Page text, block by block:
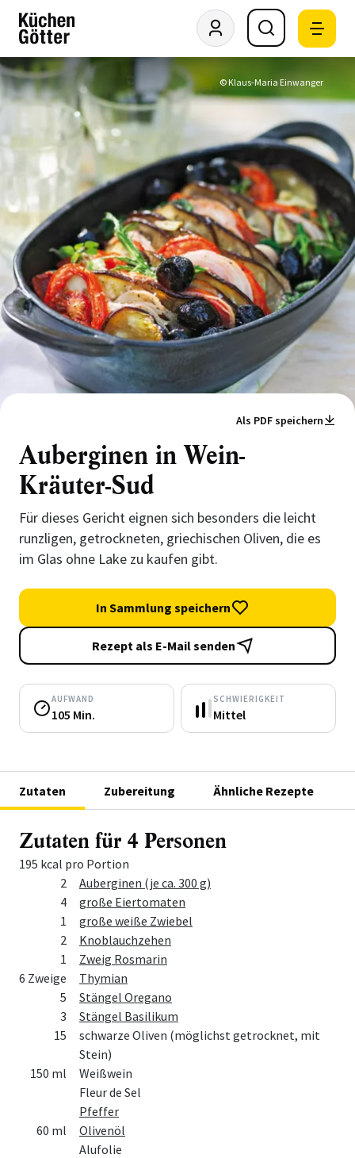
© Klaus-Maria Einwanger
Als PDF speichern
Auberginen in Wein-
Kräuter-Sud
Für dieses Gericht eignen sich besonders die leicht
runzligen, getrockneten, griechischen Oliven, die es
im Glas ohne Lake zu kaufen gibt.
In Sammlung speichern
Rezept als E-Mail senden
AUFWAND
105 Min.
SCHWIERIGKEIT
Mittel
Zutaten Zubereitung Ähnliche Rezepte
Zutaten für 4 Personen
195 kcal pro Portion
Zutat
2
Auberginen (je ca. 300 g)
4
große Eiertomaten
1
große weiße Zwiebel
2
Knoblauchzehen
1
Zweig Rosmarin
6 Zweige
Thymian
5
Stängel Oregano
3
Stängel Basilikum
15
schwarze Oliven (möglichst getrocknet, mit
Stein)
150 ml
Weißwein
Fleur de Sel
Pfeffer
60 ml
Olivenöl
Alufolie